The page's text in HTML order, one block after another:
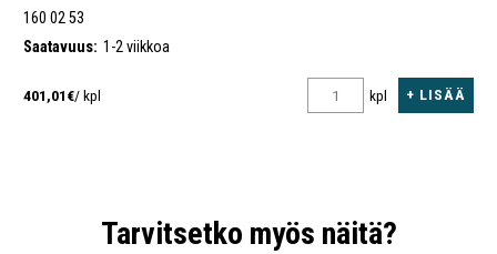
160 02 53
Saatavuus: 1-2 viikkoa
401,01€/ kpl kpl + LISÄÄ
Tarvitsetko myös näitä?